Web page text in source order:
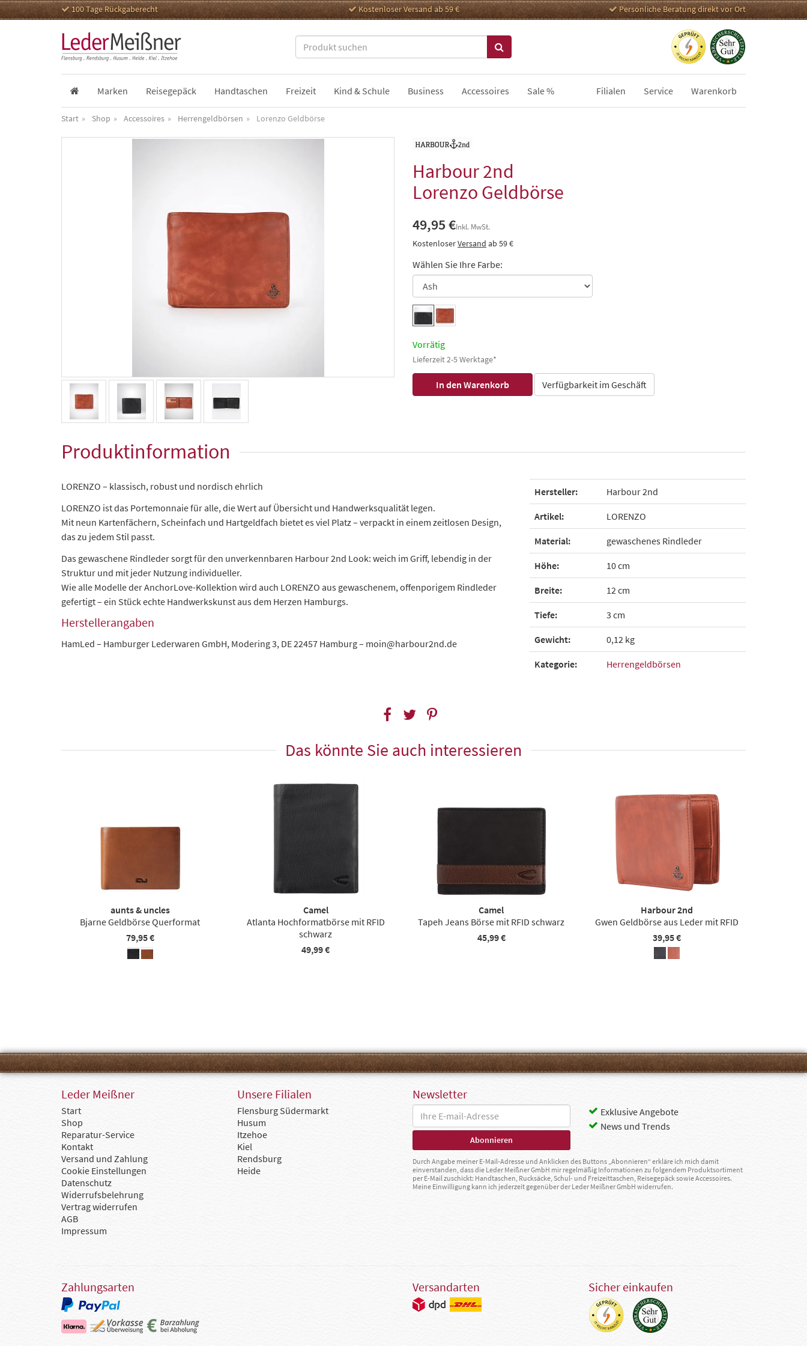
100 Tage Rückgaberecht Kostenloser Versand ab 59 € Persönliche Beratung direkt vor Ort
Marken Reisegepäck Handtaschen Freizeit Kind & Schule Business Accessoires Sale % Filialen Service Warenkorb
Start Shop Accessoires Herrengeldbörsen Lorenzo Geldbörse
Harbour 2nd
Lorenzo Geldbörse
49,95 €Inkl. MwSt.
KostenloserVersand ab 59 €
Wählen Sie Ihre Farbe:
Vorrätig
Lieferzeit 2-5 Werktage*
Verfügbarkeit im Geschäft
Produktinformation
LORENZO – klassisch, robust und nordisch ehrlich
LORENZO ist das Portemonnaie für alle, die Wert auf Übersicht und Handwerksqualität legen.
Mit neun Kartenfächern, Scheinfach und Hartgeldfach bietet es viel Platz – verpackt in einem zeitlosen Design,
das zu jedem Stil passt.
Das gewaschene Rindleder sorgt für den unverkennbaren Harbour 2nd Look: weich im Griff, lebendig in der
Struktur und mit jeder Nutzung individueller.
Wie alle Modelle der AnchorLove-Kollektion wird auch LORENZO aus gewaschenem, offenporigem Rindleder
gefertigt – ein Stück echte Handwerkskunst aus dem Herzen Hamburgs.
Herstellerangaben
HamLed – Hamburger Lederwaren GmbH, Modering 3, DE 22457 Hamburg – moin@harbour2nd.de
Hersteller: Harbour 2nd
Artikel: LORENZO
Material: gewaschenes Rindleder
Höhe: 10 cm
Breite: 12 cm
Tiefe: 3 cm
Gewicht: 0,12 kg
Kategorie: Herrengeldbörsen
Das könnte Sie auch interessieren
aunts & uncles
Bjarne Geldbörse Querformat
79,95 €
Camel
Atlanta Hochformatbörse mit RFID
schwarz
49,99 €
Camel
Tapeh Jeans Börse mit RFID schwarz
45,99 €
Harbour 2nd
Gwen Geldbörse aus Leder mit RFID
39,95 €
Leder Meißner
Start
Shop
Reparatur-Service
Kontakt
Versand und Zahlung
Cookie Einstellungen
Datenschutz
Widerrufsbelehrung
Vertrag widerrufen
AGB
Impressum
Unsere Filialen
Flensburg Südermarkt
Husum
Itzehoe
Kiel
Rendsburg
Heide
Newsletter
Exklusive Angebote
News und Trends
Durch Angabe meiner E-Mail-Adresse und Anklicken des Buttons „Abonnieren“ erkläre ich mich damit
einverstanden, dass die Leder Meißner GmbH mir regelmäßig Informationen zu folgendem Produktsortiment
per E-Mail zuschickt: Handtaschen, Rucksäcke, Schul- und Freizeittaschen, Reisegepäck sowie Accessoires.
Meine Einwilligung kann ich jederzeit gegenüber der Leder Meißner GmbH widerrufen.
Zahlungsarten Versandarten Sicher einkaufen